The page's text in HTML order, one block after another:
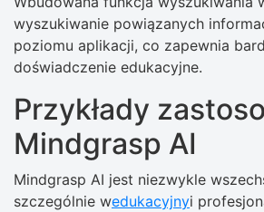
wyszukiwanie powiązanych
poziomu aplikacji, co zapewnia
doświadczenie edukacyjne.
Przykłady
Mindgrasp AI
Mindgrasp AI jest niezwykle
szczególnie wedukacyjnyi